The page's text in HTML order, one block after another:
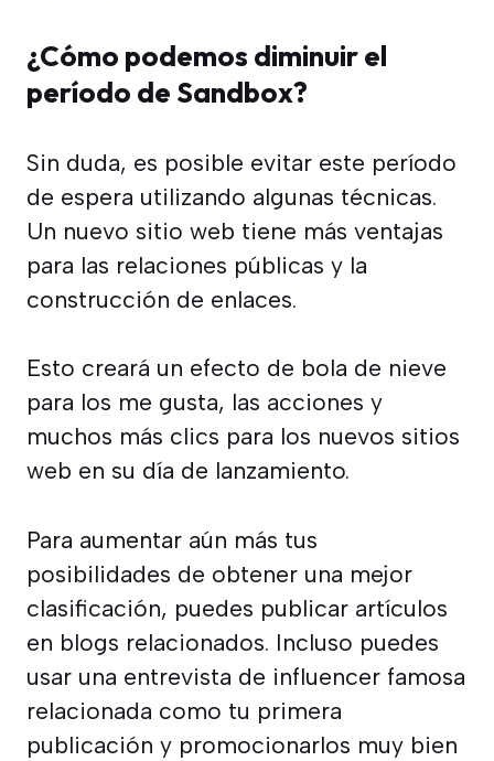
¿Cómo podemos diminuir el
período de Sandbox?
Sin duda, es posible evitar este período
de espera utilizando algunas técnicas.
Un nuevo sitio web tiene más ventajas
para las relaciones públicas y la
construcción de enlaces.
Esto creará un efecto de bola de nieve
para los me gusta, las acciones y
muchos más clics para los nuevos sitios
web en su día de lanzamiento.
Para aumentar aún más tus
posibilidades de obtener una mejor
clasificación, puedes publicar artículos
en blogs relacionados. Incluso puedes
usar una entrevista de influencer famosa
relacionada como tu primera
publicación y promocionarlos muy bien